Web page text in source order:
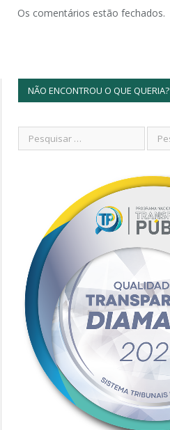
Os comentários estão fechados.
NÃO ENCONTROU O QUE QUERIA?